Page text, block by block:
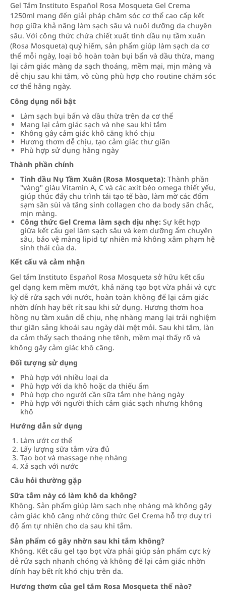
Gel Tắm Instituto Español Rosa Mosqueta Gel Crema
1250ml mang đến giải pháp chăm sóc cơ thể cao cấp kết
hợp giữa khả năng làm sạch sâu và nuôi dưỡng da chuyên
sâu. Với công thức chứa chiết xuất tinh dầu nụ tầm xuân
(Rosa Mosqueta) quý hiếm, sản phẩm giúp làm sạch da cơ
thể mỗi ngày, loại bỏ hoàn toàn bụi bẩn và dầu thừa, mang
lại cảm giác màng da sạch thoáng, mềm mại, mịn màng và
dễ chịu sau khi tắm, vô cùng phù hợp cho routine chăm sóc
cơ thể hằng ngày.
Công dụng nổi bật
Làm sạch bụi bẩn và dầu thừa trên da cơ thể
Mang lại cảm giác sạch và nhẹ sau khi tắm
Không gây cảm giác khô căng khó chịu
Hương thơm dễ chịu, tạo cảm giác thư giãn
Phù hợp sử dụng hằng ngày
Thành phần chính
Tinh dầu Nụ Tầm Xuân (Rosa Mosqueta): Thành phần
"vàng" giàu Vitamin A, C và các axit béo omega thiết yếu,
giúp thúc đẩy chu trình tái tạo tế bào, làm mờ các đốm
sạm sần sùi và tăng sinh collagen cho da body săn chắc,
mịn màng.
Công thức Gel Crema làm sạch dịu nhẹ: Sự kết hợp
giữa kết cấu gel làm sạch sâu và kem dưỡng ẩm chuyên
sâu, bảo vệ màng lipid tự nhiên mà không xâm phạm hệ
sinh thái của da.
Kết cấu và cảm nhận
Gel tắm Instituto Español Rosa Mosqueta sở hữu kết cấu
gel dạng kem mềm mướt, khả năng tạo bọt vừa phải và cực
kỳ dễ rửa sạch với nước, hoàn toàn không để lại cảm giác
nhờn dính hay bết rít sau khi sử dụng. Hương thơm hoa
hồng nụ tầm xuân dễ chịu, nhẹ nhàng mang lại trải nghiệm
thư giãn sảng khoái sau ngày dài mệt mỏi. Sau khi tắm, làn
da cảm thấy sạch thoáng nhẹ tênh, mềm mại thấy rõ và
không gây cảm giác khô căng.
Đối tượng sử dụng
Phù hợp với nhiều loại da
Phù hợp với da khô hoặc da thiếu ẩm
Phù hợp cho người cần sữa tắm nhẹ hàng ngày
Phù hợp với người thích cảm giác sạch nhưng không
khô
Hướng dẫn sử dụng
Làm ướt cơ thể
Lấy lượng sữa tắm vừa đủ
Tạo bọt và massage nhẹ nhàng
Xả sạch với nước
Câu hỏi thường gặp
Sữa tắm này có làm khô da không?
Không. Sản phẩm giúp làm sạch nhẹ nhàng mà không gây
cảm giác khô căng nhờ công thức Gel Crema hỗ trợ duy trì
độ ẩm tự nhiên cho da sau khi tắm.
Sản phẩm có gây nhờn sau khi tắm không?
Không. Kết cấu gel tạo bọt vừa phải giúp sản phẩm cực kỳ
dễ rửa sạch nhanh chóng và không để lại cảm giác nhờn
dính hay bết rít khó chịu trên da.
Hương thơm của gel tắm Rosa Mosqueta thế nào?